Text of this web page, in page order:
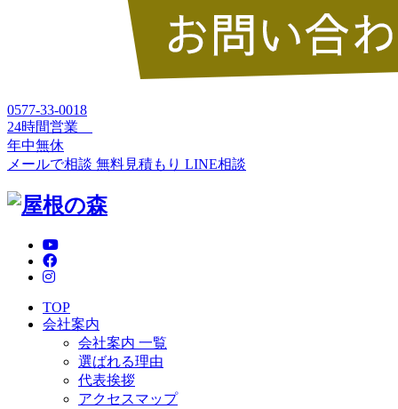
0577-33-0018
24時間営業
年中無休
メールで相談 無料見積もり LINE相談
TOP
会社案内
会社案内 一覧
選ばれる理由
代表挨拶
アクセスマップ